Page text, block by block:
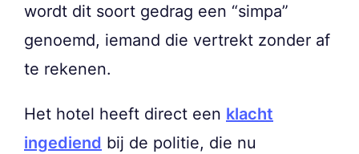
wordt dit soort gedrag een “simpa”
genoemd, iemand die vertrekt zonder af
te rekenen.
Het hotel heeft direct een klacht
ingediend bij de politie, die nu